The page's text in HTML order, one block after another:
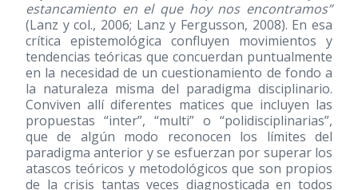
estancamiento en el que hoy nos encontramos”
(Lanz y col., 2006; Lanz y Fergusson, 2008). En esa
crítica epistemológica confluyen movimientos y
tendencias teóricas que concuerdan puntualmente
en la necesidad de un cuestionamiento de fondo a
la naturaleza misma del paradigma disciplinario.
Conviven allí diferentes matices que incluyen las
propuestas “inter”, “multi” o “polidisciplinarias”,
que de algún modo reconocen los límites del
paradigma anterior y se esfuerzan por superar los
atascos teóricos y metodológicos que son propios
de la crisis tantas veces diagnosticada en todos